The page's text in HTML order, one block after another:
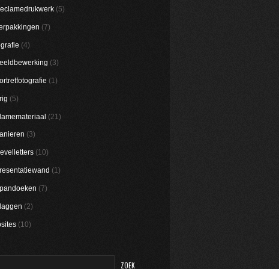
(5)
(7)
(4)
(3)
(1)
(5)
(21)
(3)
(10)
(1)
(7)
(2)
(10)